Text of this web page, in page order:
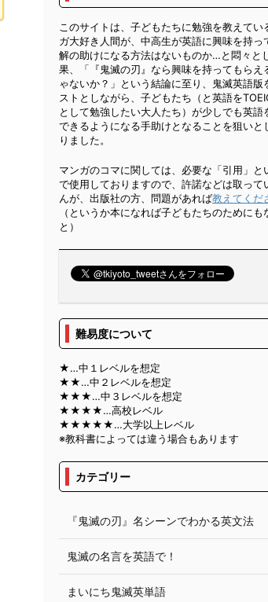
このサイトは、子どもたちに勉強を教えてい
ガ大好き人間が、中高生が英語に興味を持っ
解の助けになる方法はないものか…と悶々と
果、「『鬼滅の刃』なら興味を持ってもらえ
ゃないか？」という結論に至り、鬼滅英語版
ストとしながら、子どもたち（と英語を
として勉強したい大人たち）が少しでも英語
できるようになる手助けとなることを狙いと
りました。
マンガのコマに関しては、必要な「引用」と
で使用しておりますので、許諾などは取って
んが、出版社の方、問題があれば教えてくだ
（というか本になれば子どもたちのためにも
と）
難易度について
★…中１レベルを想定
★★…中２レベルを想定
★★★…中３レベルを想定
★★★★…高校レベル
★★★★★…大学以上レベル
※教科書によっては違う場合もあります
カテゴリー
『鬼滅の刃』名シーンでわかる英文法
鬼滅の名言を英語で！
まいにち鬼滅英単語